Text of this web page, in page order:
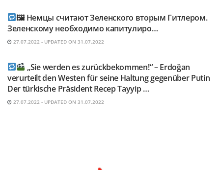
🖼 Немцы считают Зеленского вторым Гитлером.
Зеленскому необходимо капитулиро…
27.07.2022 - UPDATED ON 31.07.2022
„Sie werden es zurückbekommen!“ – Erdoğan
verurteilt den Westen für seine Haltung gegenüber Putin
Der türkische Präsident Recep Tayyip …
27.07.2022 - UPDATED ON 31.07.2022